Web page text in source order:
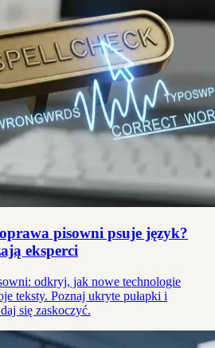
pisowni psuje język?
eksperci
odkryj, jak nowe technologie
teksty. Poznaj ukryte pułapki i
się zaskoczyć.